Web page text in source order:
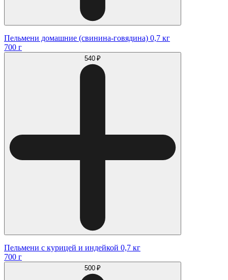
Пельмени домашние (свинина-говядина) 0,7 кг
700 г
540 ₽
Пельмени с курицей и индейкой 0,7 кг
700 г
500 ₽